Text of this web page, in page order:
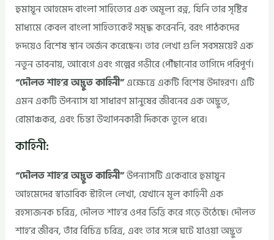
হুমায়ূন আহমেদ বাংলা সাহিত্যের এক অমূল্য রত্ন, যিনি তার সৃষ্টির
মাধ্যমে কেবল বাংলা সাহিত্যকেই সমৃদ্ধ করেননি, বরং পাঠকদের
হৃদয়েও বিশেষ স্থান অর্জন করেছেন। তার লেখা গুলি সবসময়েই এক
নতুন ভাবনায়, আবেগে এবং গল্পের গভীরে পৌঁছানোর তাগিদে পরিপূর্ণ।
“দৌলত শাহ’র অদ্ভুত কাহিনী”এক্ষেত্রে একটি বিশেষ উদাহরণ। এটি
এমন একটি উপন্যাস যা সাধারণ মানুষের জীবনের এক অদ্ভুত,
রোমাঞ্চকর, এবং চিন্তা উত্থাপনকারী দিককে তুলে ধরে।
কাহিনী:
“দৌলত শাহ’র অদ্ভুত কাহিনী”উপন্যাসটি একেবারে হুমায়ূন
আহমেদের স্বাভাবিক স্টাইলে লেখা, যেখানে মূল কাহিনী এক
রহস্যজনক চরিত্র, দৌলত শাহ’র ওপর ভিত্তি করে গড়ে উঠেছে। দৌলত
শাহ’র জীবন, তাঁর বিচিত্র চরিত্র, এবং তার সঙ্গে ঘটে যাওয়া অদ্ভুত